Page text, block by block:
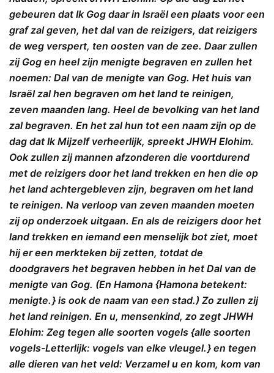
gebeuren dat Ik Gog daar in Israël een plaats voor een
graf zal geven, het dal van de reizigers, dat reizigers
de weg verspert, ten oosten van de zee. Daar zullen
zij Gog en heel zijn menigte begraven en zullen het
noemen: Dal van de menigte van Gog. Het huis van
Israël zal hen begraven om het land te reinigen,
zeven maanden lang. Heel de bevolking van het land
zal begraven. En het zal hun tot een naam zijn op de
dag dat Ik Mijzelf verheerlijk, spreekt JHWH Elohim.
Ook zullen zij mannen afzonderen die voortdurend
met de reizigers door het land trekken en hen die op
het land achtergebleven zijn, begraven om het land
te reinigen. Na verloop van zeven maanden moeten
zij op onderzoek uitgaan. En als de reizigers door het
land trekken en iemand een menselijk bot ziet, moet
hij er een merkteken bij zetten, totdat de
doodgravers het begraven hebben in het Dal van de
menigte van Gog. (En Hamona {Hamona betekent:
menigte. } is ook de naam van een stad.) Zo zullen zij
het land reinigen. En u, mensenkind, zo zegt JHWH
Elohim: Zeg tegen alle soorten vogels {alle soorten
vogels-Letterlijk: vogels van elke vleugel. } en tegen
alle dieren van het veld: Verzamel u en kom, kom van